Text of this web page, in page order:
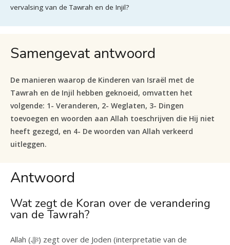
vervalsing van de Tawrah en de Injil?
Samengevat antwoord
De manieren waarop de Kinderen van Israël met de
Tawrah en de Injil hebben geknoeid, omvatten het
volgende: 1- Veranderen, 2- Weglaten, 3- Dingen
toevoegen en woorden aan Allah toeschrijven die Hij niet
heeft gezegd, en 4- De woorden van Allah verkeerd
uitleggen.
Antwoord
Wat zegt de Koran over de verandering
van de Tawrah?
Allah (ﷻ) zegt over de Joden (interpretatie van de